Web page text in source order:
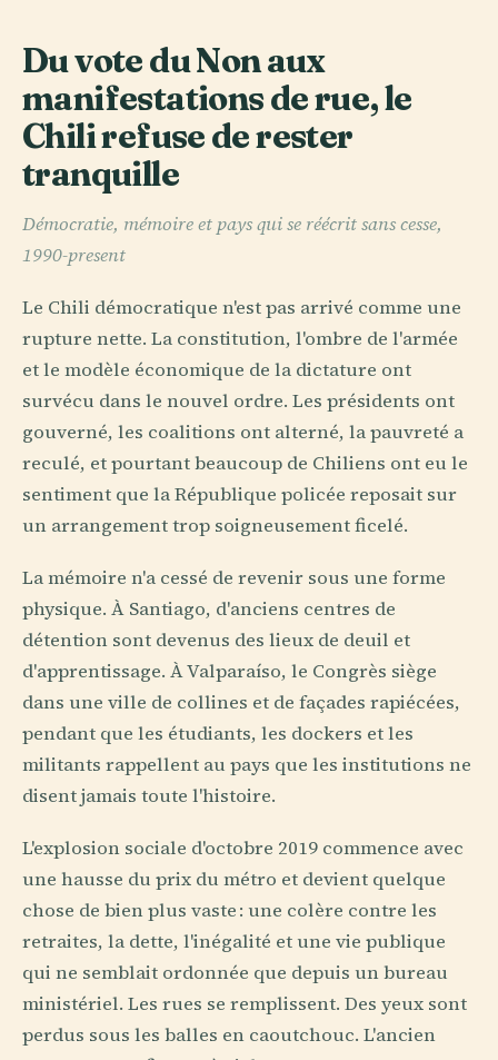
Du vote du Non aux
manifestations de rue, le
Chili refuse de rester
tranquille
Démocratie, mémoire et pays qui se réécrit sans cesse,
1990-present
Le Chili démocratique n'est pas arrivé comme une
rupture nette. La constitution, l'ombre de l'armée
et le modèle économique de la dictature ont
survécu dans le nouvel ordre. Les présidents ont
gouverné, les coalitions ont alterné, la pauvreté a
reculé, et pourtant beaucoup de Chiliens ont eu le
sentiment que la République policée reposait sur
un arrangement trop soigneusement ficelé.
La mémoire n'a cessé de revenir sous une forme
physique. À Santiago, d'anciens centres de
détention sont devenus des lieux de deuil et
d'apprentissage. À Valparaíso, le Congrès siège
dans une ville de collines et de façades rapiécées,
pendant que les étudiants, les dockers et les
militants rappellent au pays que les institutions ne
disent jamais toute l'histoire.
L'explosion sociale d'octobre 2019 commence avec
une hausse du prix du métro et devient quelque
chose de bien plus vaste : une colère contre les
retraites, la dette, l'inégalité et une vie publique
qui ne semblait ordonnée que depuis un bureau
ministériel. Les rues se remplissent. Des yeux sont
perdus sous les balles en caoutchouc. L'ancien